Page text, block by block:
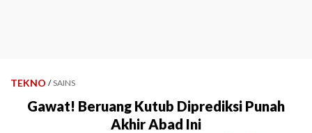
TEKNO / SAINS
Gawat! Beruang Kutub Diprediksi Punah
Akhir Abad Ini